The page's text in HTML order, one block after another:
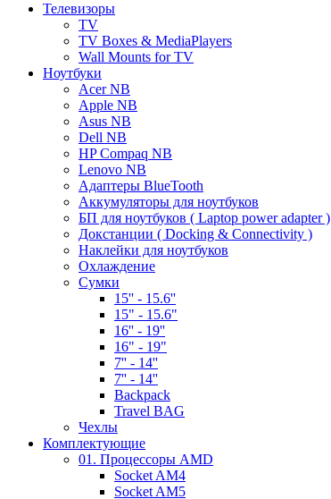
Телевизоры
TV
TV Boxes & MediaPlayers
Wall Mounts for TV
Ноутбуки
Acer NB
Apple NB
Asus NB
Dell NB
HP Compaq NB
Lenovo NB
Адаптеры BlueTooth
Аккумуляторы для ноутбуков
БП для ноутбуков ( Laptop power adapter )
Докстанции ( Docking & Connectivity )
Наклейки для ноутбуков
Охлаждение
Сумки
15'' - 15.6''
15" - 15.6"
16'' - 19''
16" - 19"
7'' - 14''
7'' - 14''
Backpack
Travel BAG
Чехлы
Комплектующие
01. Процессоры AMD
Socket AM4
Socket AM5